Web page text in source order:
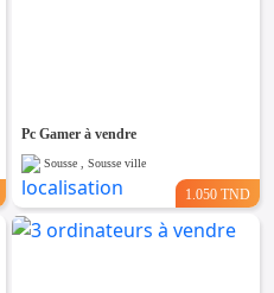
Pc Gamer à vendre
Sousse , Sousse ville
1.050 TND